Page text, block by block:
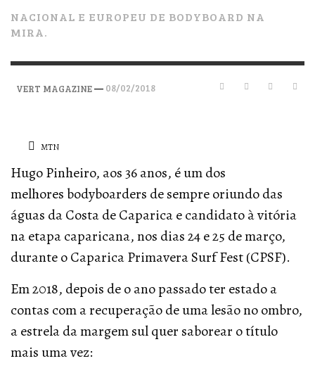
NACIONAL E EUROPEU DE BODYBOARD NA
MIRA.
VERT MAGAZINE— 08/02/2018
MTN
Hugo Pinheiro, aos 36 anos, é um dos
melhores bodyboarders de sempre oriundo das
águas da Costa de Caparica e candidato à vitória
na etapa caparicana, nos dias 24 e 25 de março,
durante o Caparica Primavera Surf Fest (CPSF).
Em 2018, depois de o ano passado ter estado a
contas com a recuperação de uma lesão no ombro,
a estrela da margem sul quer saborear o título
mais uma vez: